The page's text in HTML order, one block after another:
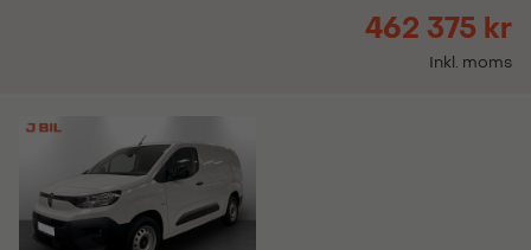
462 375 kr
Inkl. moms